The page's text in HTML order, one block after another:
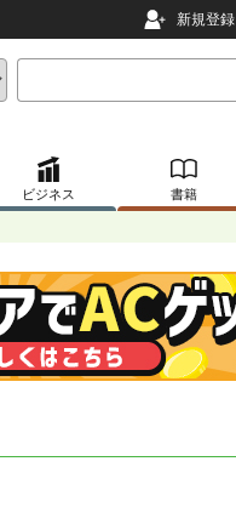
新規登録
ビジネス 書籍